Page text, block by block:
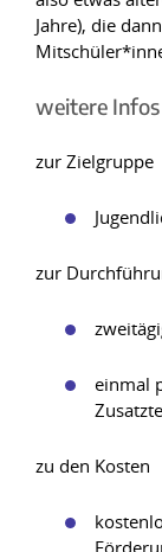
Jahre), die
weitere
zur Zielgruppe
zur
einmal
zu den Kosten